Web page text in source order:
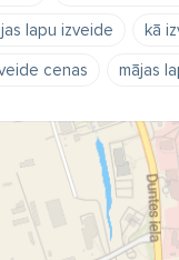
lapu izveide
kā
cenas
mājas